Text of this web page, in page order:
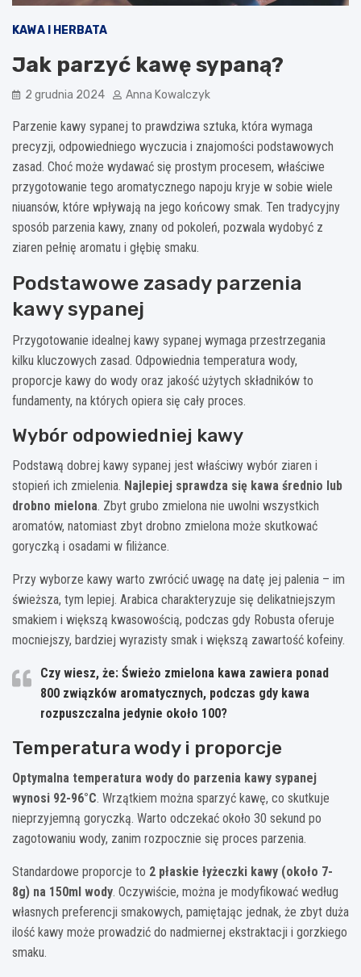
KAWA I HERBATA
Jak parzyć kawę sypaną?
2 grudnia 2024 Anna Kowalczyk
Parzenie kawy sypanej to prawdziwa sztuka, która wymaga
precyzji, odpowiedniego wyczucia i znajomości podstawowych
zasad. Choć może wydawać się prostym procesem, właściwe
przygotowanie tego aromatycznego napoju kryje w sobie wiele
niuansów, które wpływają na jego końcowy smak. Ten tradycyjny
sposób parzenia kawy, znany od pokoleń, pozwala wydobyć z
ziaren pełnię aromatu i głębię smaku.
Podstawowe zasady parzenia
kawy sypanej
Przygotowanie idealnej kawy sypanej wymaga przestrzegania
kilku kluczowych zasad. Odpowiednia temperatura wody,
proporcje kawy do wody oraz jakość użytych składników to
fundamenty, na których opiera się cały proces.
Wybór odpowiedniej kawy
Podstawą dobrej kawy sypanej jest właściwy wybór ziaren i
stopień ich zmielenia. Najlepiej sprawdza się kawa średnio lub
drobno mielona. Zbyt grubo zmielona nie uwolni wszystkich
aromatów, natomiast zbyt drobno zmielona może skutkować
goryczką i osadami w filiżance.
Przy wyborze kawy warto zwrócić uwagę na datę jej palenia – im
świeższa, tym lepiej. Arabica charakteryzuje się delikatniejszym
smakiem i większą kwasowością, podczas gdy Robusta oferuje
mocniejszy, bardziej wyrazisty smak i większą zawartość kofeiny.
Czy wiesz, że: Świeżo zmielona kawa zawiera ponad
800 związków aromatycznych, podczas gdy kawa
rozpuszczalna jedynie około 100?
Temperatura wody i proporcje
Optymalna temperatura wody do parzenia kawy sypanej
wynosi 92-96°C. Wrzątkiem można sparzyć kawę, co skutkuje
nieprzyjemną goryczką. Warto odczekać około 30 sekund po
zagotowaniu wody, zanim rozpocznie się proces parzenia.
Standardowe proporcje to 2 płaskie łyżeczki kawy (około 7-
8g) na 150ml wody. Oczywiście, można je modyfikować według
własnych preferencji smakowych, pamiętając jednak, że zbyt duża
ilość kawy może prowadzić do nadmiernej ekstraktacji i gorzkiego
smaku.